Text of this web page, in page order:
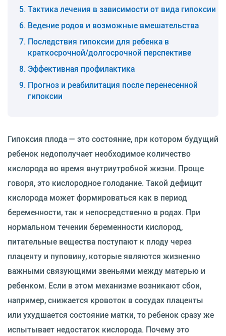
Тактика лечения в зависимости от вида гипоксии
Ведение родов и возможные вмешательства
Последствия гипоксии для ребенка в
краткосрочной/долгосрочной перспективе
Эффективная профилактика
Прогноз и реабилитация после перенесенной
гипоксии
Гипоксия плода — это состояние, при котором будущий
ребенок недополучает необходимое количество
кислорода во время внутриутробной жизни. Проще
говоря, это кислородное голодание. Такой дефицит
кислорода может формироваться как в период
беременности, так и непосредственно в родах. При
нормальном течении беременности кислород,
питательные вещества поступают к плоду через
плаценту и пуповину, которые являются жизненно
важными связующими звеньями между матерью и
ребенком. Если в этом механизме возникают сбои,
например, снижается кровоток в сосудах плаценты
или ухудшается состояние матки, то ребенок сразу же
испытывает недостаток кислорода. Почему это